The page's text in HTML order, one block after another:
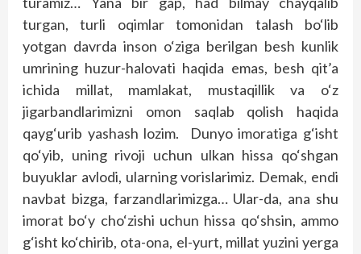
turgan, turli oqimlar tomonidan talash bo‘lib
yotgan davrda inson o‘ziga berilgan besh kunlik
umrining huzur-halovati haqida emas, besh qit’a
ichida millat, mamlakat, mustaqillik va o‘z
jigarbandlarimizni omon saqlab qolish haqida
qayg‘urib yashash lozim. Dunyo imoratiga g‘isht
qo‘yib, uning rivoji uchun ulkan hissa qo‘shgan
buyuklar avlodi, ularning vorislarimiz. Demak, endi
navbat bizga, farzandlarimizga… Ular-da, ana shu
imorat bo‘y cho‘zishi uchun hissa qo‘shsin, ammo
g‘isht ko‘chirib, ota-ona, el-yurt, millat yuzini yerga